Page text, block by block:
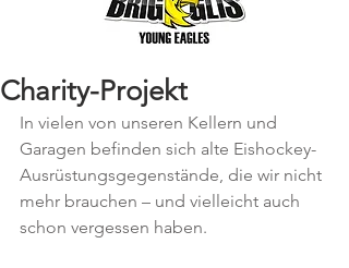
Charity-Projekt
In vielen von unseren Kellern und
Garagen befinden sich alte Eishockey-
Ausrüstungsgegenstände, die wir nicht
mehr brauchen – und vielleicht auch
schon vergessen haben.